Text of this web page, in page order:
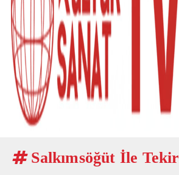
Salkımsöğüt İle Tekir